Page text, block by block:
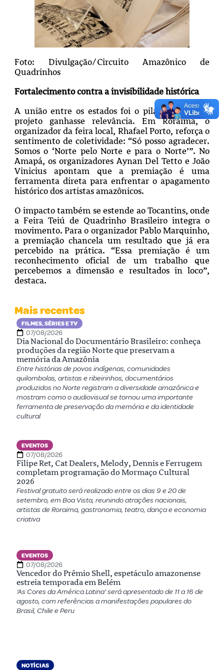
Foto: Divulgação/Circuito Amazônico de
Quadrinhos
Fortalecimento contra a invisibilidade histórica
A união entre os estados foi o pilar para que o
projeto ganhasse relevância. Em Roraima, o
organizador da feira local, Rhafael Porto, reforça o
sentimento de coletividade: “Só posso agradecer.
Somos o ‘Norte pelo Norte e para o Norte’”. No
Amapá, os organizadores Aynan Del Tetto e João
Vinicius apontam que a premiação é uma
ferramenta direta para enfrentar o apagamento
histórico dos artistas amazônicos.
O impacto também se estende ao Tocantins, onde
a Feira Teiú de Quadrinho Brasileiro integra o
movimento. Para o organizador Pablo Marquinho,
a premiação chancela um resultado que já era
percebido na prática. “Essa premiação é um
reconhecimento oficial de um trabalho que
percebemos a dimensão e resultados in loco”,
destaca.
Mais recentes
FILMES, SÉRIES E TV
07/08/2026
Dia Nacional do Documentário Brasileiro: conheça
produções da região Norte que preservam a
memória da Amazônia
Entre histórias de povos indígenas, comunidades
quilombolas, artistas e ribeirinhos, documentários
produzidos no Norte registram a diversidade amazônica e
mostram como o audiovisual se tornou uma importante
ferramenta de preservação da memória e da identidade
cultural
EVENTOS
07/08/2026
Filipe Ret, Cat Dealers, Melody, Dennis e Ferrugem
completam programação do Mormaço Cultural
2026
Festival gratuito será realizado entre os dias 9 e 20 de
setembro, em Boa Vista, reunindo atrações nacionais,
artistas de Roraima, gastronomia, teatro, dança e economia
criativa
EVENTOS
07/08/2026
Vencedor do Prêmio Shell, espetáculo amazonense
estreia temporada em Belém
‘As Cores da América Latina’ será apresentado de 11 a 16 de
agosto, com referências a manifestações populares do
Brasil, Chile e Peru
NOTÍCIAS